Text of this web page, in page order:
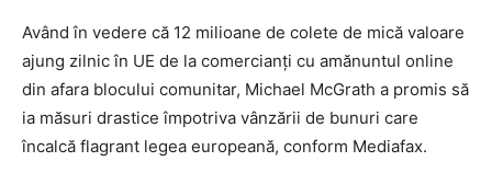
Având în vedere că 12 milioane de colete de mică valoare
ajung zilnic în UE de la comercianți cu amănuntul online
din afara blocului comunitar, Michael McGrath a promis să
ia măsuri drastice împotriva vânzării de bunuri care
încalcă flagrant legea europeană, conform Mediafax.